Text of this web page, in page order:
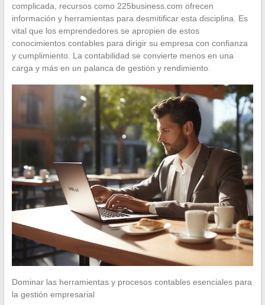
complicada, recursos como 225business.com ofrecen
información y herramientas para desmitificar esta disciplina. Es
vital que los emprendedores se apropien de estos
conocimientos contables para dirigir su empresa con confianza
y cumplimiento. La contabilidad se convierte menos en una
carga y más en un palanca de gestión y rendimiento.
Dominar las herramientas y procesos contables esenciales para
la gestión empresarial